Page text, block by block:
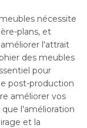
nécessite
plans, et
l'attrait
des meubles
pour
post-production
améliorer vos
l'amélioration
et la